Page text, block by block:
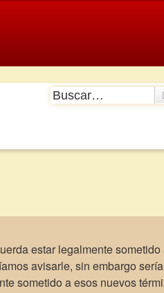
estar legalmente
avisarle, sin embargo
sometido a esos nuevos